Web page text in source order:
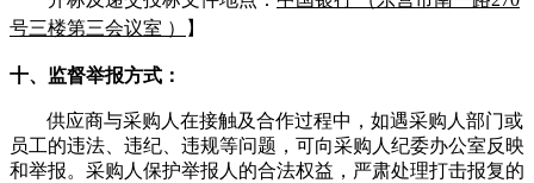
号三楼第三会议室 ） 】
十、 监督举报方式：
供应商与采购人在接触及合作过程中，如遇采购人部门或
员工的违法、违纪、违规等问题，可向采购人纪委办公室反映
和举报。采购人保护举报人的合法权益，严肃处理打击报复的